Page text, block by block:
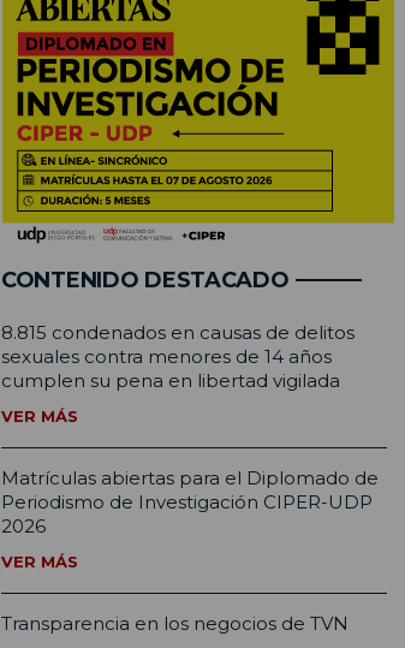
CONTENIDO DESTACADO
8.815 condenados en causas de delitos
sexuales contra menores de 14 años
cumplen su pena en libertad vigilada
VER MÁS
Matrículas abiertas para el Diplomado de
Periodismo de Investigación CIPER-UDP
2026
VER MÁS
Transparencia en los negocios de TVN